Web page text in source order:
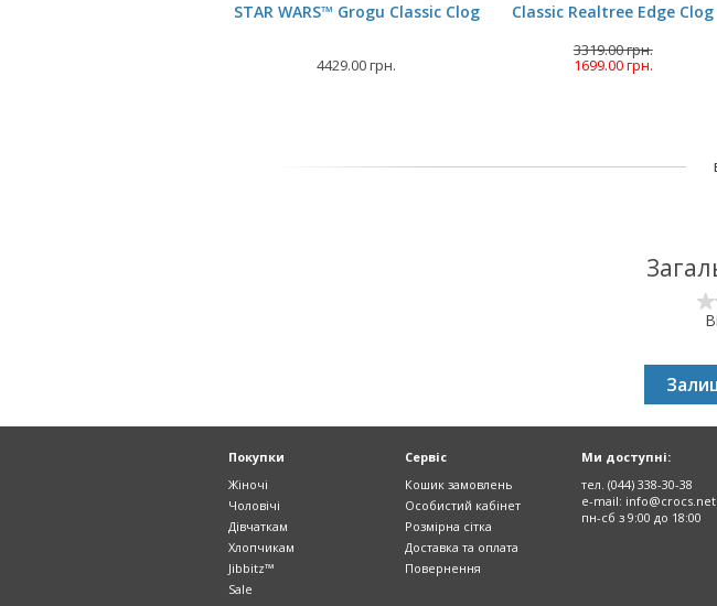
STAR WARS™ Grogu Classic Clog
4429.00 грн.
Classic Realtree Edge Clog
3319.00 грн.
1699.00 грн.
Покупки
Жіночі
Чоловічі
Дівчаткам
Хлопчикам
Jibbitz™
Sale
Сервіс
Кошик замовлень
Особистий кабінет
Розмірна сітка
Доставка та оплата
Повернення
Ми доступні:
тел. (044) 338-30-38
e-mail:
пн-сб з 9:00 до 18:00